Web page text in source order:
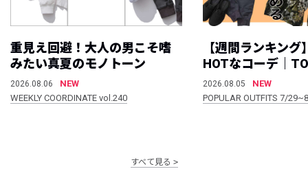
重見え回避！大人の男こそ嗜
みたい真夏のモノトーン
2026.08.06
NEW
WEEKLY COORDINATE vol.240
【週間ランキング
HOTなコーデ｜
2026.08.05
NEW
POPULAR OUTFITS 7/
すべて見る